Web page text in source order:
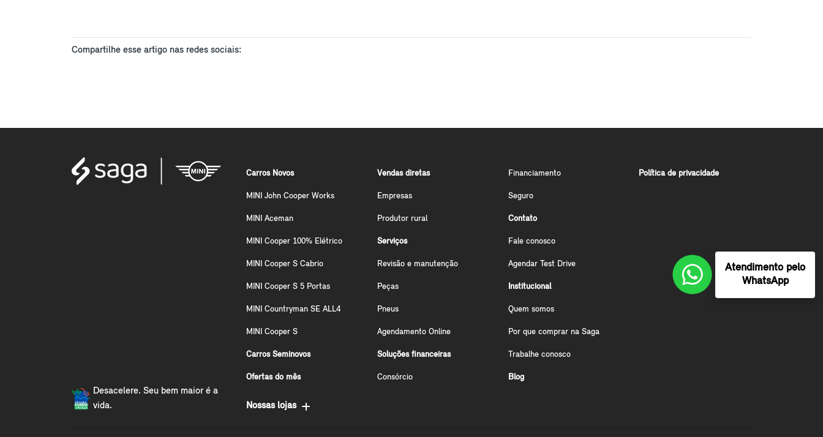
Compartilhe esse artigo nas redes sociais:
Desacelere. Seu bem maior é a
vida.
Carros Novos
MINI John Cooper Works
MINI Aceman
MINI Cooper 100% Elétrico
MINI Cooper S Cabrio
MINI Cooper S 5 Portas
MINI Countryman SE ALL4
MINI Cooper S
Carros Seminovos
Ofertas do mês
Vendas diretas
Empresas
Produtor rural
Serviços
Revisão e manutenção
Peças
Pneus
Agendamento Online
Soluções financeiras
Consórcio
Financiamento
Seguro
Contato
Fale conosco
Agendar Test Drive
Institucional
Quem somos
Por que comprar na Saga
Trabalhe conosco
Blog
Política de privacidade
Nossas lojas
Atendimento pelo
WhatsApp